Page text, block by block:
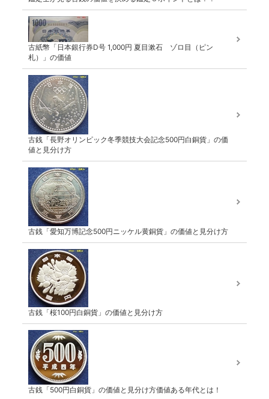
古紙幣「日本銀行券D号 1,000円 夏目漱石 ゾロ目（ピン
札）」の価値
古銭「長野オリンピック冬季競技大会記念500円白銅貨」の価
値と見分け方
古銭「愛知万博記念500円ニッケル黄銅貨」の価値と見分け方
古銭「桜100円白銅貨」の価値と見分け方
古銭「500円白銅貨」の価値と見分け方価値ある年代とは！